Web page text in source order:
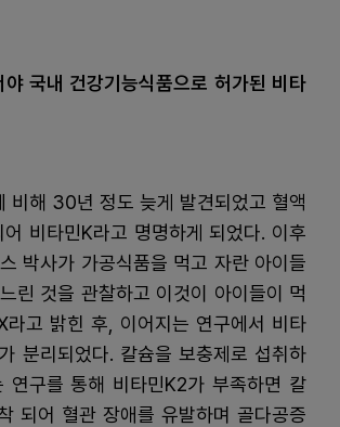
국내 건강기능식품으로 허가된 비타
비해 30년 정도 늦게 발견되었고 혈액
비타민K라고 명명하게 되었다. 이후
박사가 가공식품을 먹고 자란 아이들
린 것을 관찰하고 이것이 아이들이 먹
고 밝힌 후, 이어지는 연구에서 비타
분리되었다. 칼슘을 보충제로 섭취하
연구를 통해 비타민K2가 부족하면 칼
되어 혈관 장애를 유발하며 골다공증